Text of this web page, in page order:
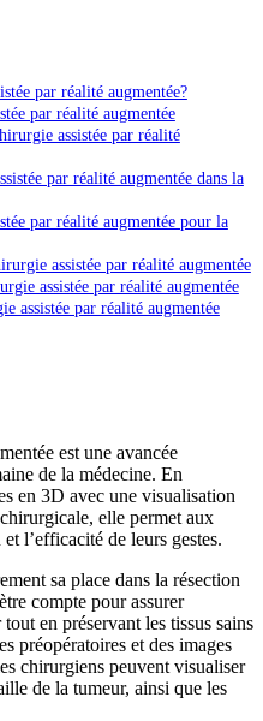
par réalité augmentée?
par réalité augmentée
assistée par réalité
par réalité augmentée dans la
par réalité augmentée pour la
assistée par réalité augmentée
assistée par réalité augmentée
assistée par réalité augmentée
est une avancée
de la médecine. En
en 3D avec une visualisation
elle permet aux
l’efficacité de leurs gestes.
sa place dans la résection
compte pour assurer
en préservant les tissus sains
préopératoires et des images
chirurgiens peuvent visualiser
de la tumeur, ainsi que les